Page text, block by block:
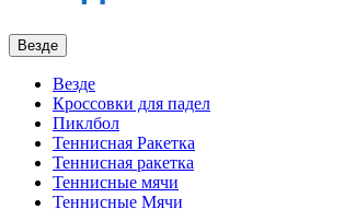
Везде
Везде
Кроссовки для падел
Пиклбол
Теннисная Ракетка
Теннисная ракетка
Теннисные мячи
Теннисные Мячи